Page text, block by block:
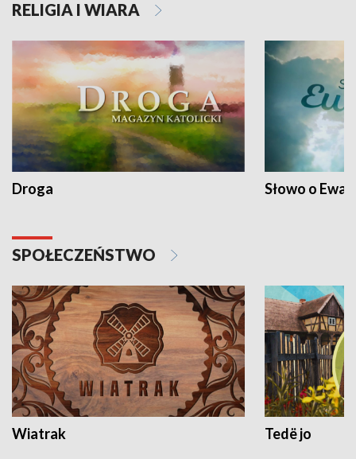
RELIGIA I WIARA
Droga Słowo o
SPOŁECZEŃSTWO
Wiatrak Tedë jo